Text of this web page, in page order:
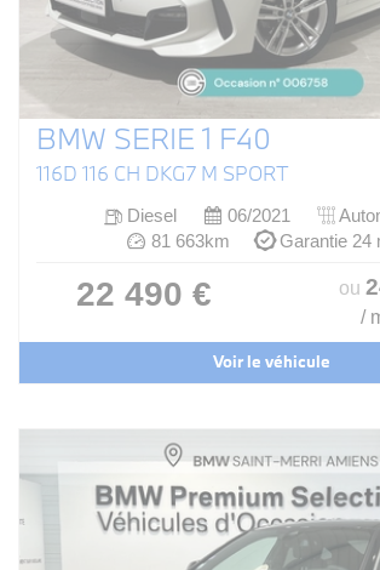
BMW SERIE 1 F40
116D 116 CH DKG7 M SPORT
Diesel 06/2021
81 663km
Garantie 24
22 490 € ou
/
Voir le véhicule